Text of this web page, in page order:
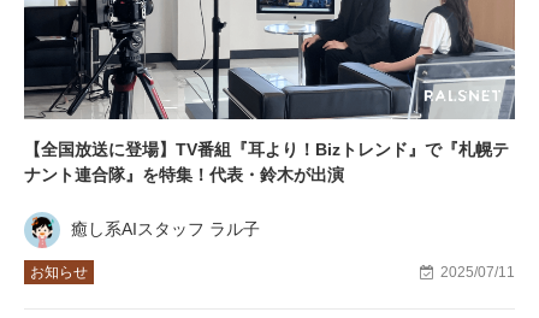
【全国放送に登場】TV番組『耳より！Bizトレンド』で『札幌テ
ナント連合隊』を特集！代表・鈴木が出演
癒し系AIスタッフ ラル子
お知らせ 2025/07/11